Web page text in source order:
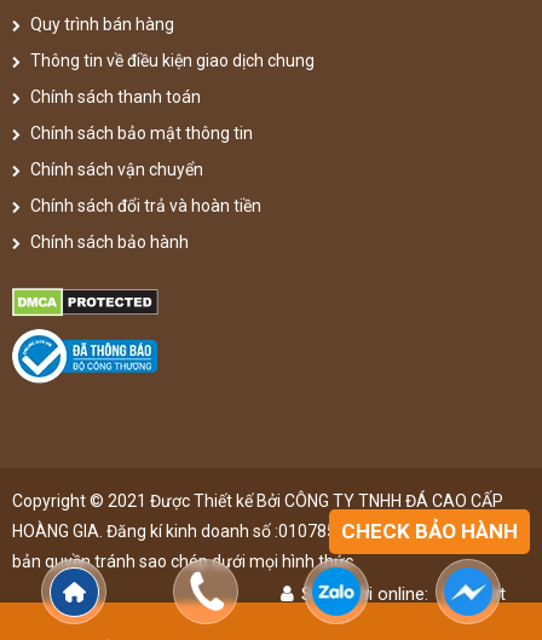
Quy trình bán hàng
Thông tin về điều kiện giao dịch chung
Chính sách thanh toán
Chính sách bảo mật thông tin
Chính sách vận chuyển
Chính sách đổi trả và hoàn tiền
Chính sách bảo hành
Copyright © 2021 Được Thiết kế Bởi CÔNG TY TNHH ĐÁ CAO CẤP
HOÀNG GIA. Đăng kí kinh doanh số :0107851148 ,đã được đăng kí
bản quyền,tránh sao chép dưới mọi hình thức
Số người online: 46 lượt
Lượt truy cập:
4895791 lượt
CHECK BẢO HÀNH